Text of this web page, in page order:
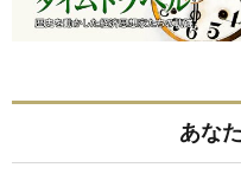
あな